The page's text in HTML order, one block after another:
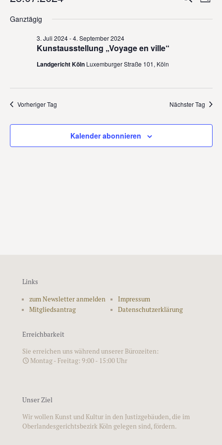
für
Juli
Suche
und
wählen.
Ganztägig
Kunstausstellung „Voyage en ville“
3. Juli 2024-4. September 2024
Landgericht Köln Luxemburger Straße 101, Köln
Vorheriger Tag Nächster Tag
Kalender abonnieren
Links
zum Newsletter anmelden
Mitgliedsantrag
Impressum
Datenschutzerklärung
Erreichbarkeit
Sie erreichen uns während unserer Bürozeiten:
Montag - Freitag: 9:00 - 15:00 Uhr
Unser Ziel
Wir wollen Kunst und Kultur in den Justizgebäuden, die im
Oberlandesgerichtsbezirk Köln gelegen sind, fördern.